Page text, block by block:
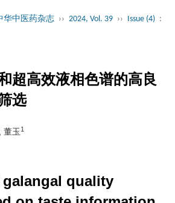
华中医药杂志 ›› 2024, Vol. 39 ›› Issue (4) :
超高效液相色谱的高良
选
, 董玉 1
quality